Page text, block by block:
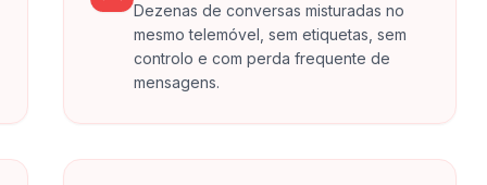
Dezenas de conversas misturadas no
mesmo telemóvel, sem etiquetas, sem
controlo e com perda frequente de
mensagens.